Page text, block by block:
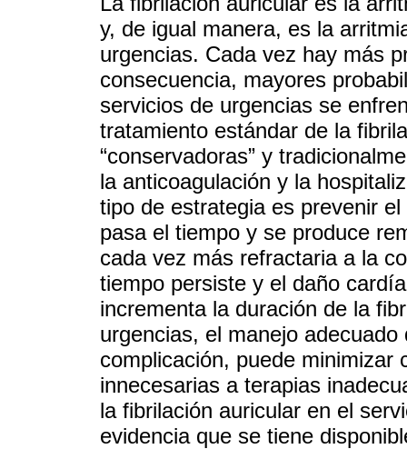
y, de igual manera, es la
urgencias. Cada vez hay más
consecuencia, mayores
servicios de urgencias se
tratamiento estándar de la
“conservadoras” y
la anticoagulación y la
tipo de estrategia es prevenir
pasa el tiempo y se produce
cada vez más refractaria a la
tiempo persiste y el daño
incrementa la duración de la
urgencias, el manejo
complicación, puede minimizar
innecesarias a terapias
la fibrilación auricular en el
evidencia que se tiene